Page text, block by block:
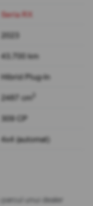
Seria RX
2023
43.700 km
Hibrid Plug-In
2487 cm
309 CP
4x4 (automat)
unui dealer